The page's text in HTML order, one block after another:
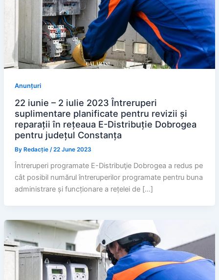
Anunțuri
22 iunie – 2 iulie 2023 Întreruperi
suplimentare planificate pentru revizii și
reparații în rețeaua E-Distribuție Dobrogea
pentru județul Constanța
By Redacție /22 June 2023
Întreruperi programate E-Distribuţie Dobrogea a redus pe
cât posibil numărul întreruperilor programate pentru buna
administrare și funcționare a rețelei de […]